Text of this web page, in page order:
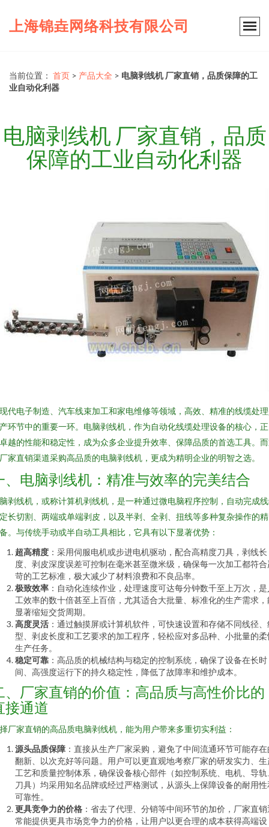
上海锦垚网络科技有限公司
当前位置： 首页 > 产品大全 > 电脑剥线机 厂家直销，品质保障的工
业自动化利器
电脑剥线机 厂家直销，品质
保障的工业自动化利器
代电子制造、汽车线束加工和家电维修等领域，高效、精准的线缆处
环节中的重要一环。电脑剥线机，作为自动化线缆处理设备的核心，
越的性能和稳定性，成为众多企业提升效率、保障品质的首选工具。
家直销渠道采购高品质的电脑剥线机，更成为精明企业的明智之选。
、电脑剥线机：精准与效率的完美结合
剥线机，或称计算机剥线机，是一种通过微电脑程序控制，自动完成
长切割、两端或单端剥皮，以及半剥、全剥、扭线等多种复杂操作的
。与传统手动或半自动工具相比，它具有以下显著优势：
超高精度 ：采用伺服电机或步进电机驱动，配合高精度刀具，剥线长
度、剥皮深度误差可控制在毫米甚至微米级，确保每一次加工都符合
苛的工艺标准，极大减少了材料浪费和不良品率。
极致效率 ：自动化连续作业，处理速度可达每分钟数千至上万次，是
工效率的数十倍甚至上百倍，尤其适合大批量、标准化的生产需求，
显著缩短交货周期。
高度灵活 ：通过触摸屏或计算机软件，可快速设置和存储不同线径、
型、剥皮长度和工艺要求的加工程序，轻松应对多品种、小批量的柔
生产任务。
稳定可靠 ：高品质的机械结构与稳定的控制系统，确保了设备在长时
间、高强度运行下的持久稳定性，降低了故障率和维护成本。
、厂家直销的价值：高品质与高性价比的
接通道
厂家直销的高品质电脑剥线机，能为用户带来多重切实利益：
源头品质保障 ：直接从生产厂家采购，避免了中间流通环节可能存在
翻新、以次充好等问题。用户可以更直观地考察厂家的研发实力、生
工艺和质量控制体系，确保设备核心部件（如控制系统、电机、导轨
刀具）均采用知名品牌或经过严格测试，从源头上保障设备的耐用性
可靠性。
更具竞争力的价格 ：省去了代理、分销等中间环节的加价，厂家直
常能提供更具市场竞争力的价格，让用户以更合理的成本获得高端设